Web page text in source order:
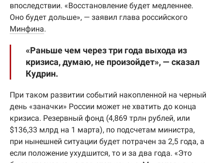
впоследствии. «Восстановление будет медленнее.
Оно будет дольше», — заявил глава российского
Минфина.
«Раньше чем через три года выхода из
кризиса, думаю, не произойдет», — сказал
Кудрин.
При таком развитии событий накопленной на черный
день «заначки» России может не хватить до конца
кризиса. Резервный фонд (4,869 трлн рублей, или
$136,33 млрд на 1 марта), по подсчетам министра,
при нынешней ситуации будет потрачен за 2,5 года, а
если положение ухудшится, то и за два года. «Это